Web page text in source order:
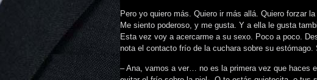
Pero yo quiero más. Quiero ir más allá. Quiero forzar
Me siento poderoso, y me gusta. Y a ella le gusta
Esta vez voy a acercarme a su sexo. Poco a poco.
nota el contacto frío de la cuchara sobre su estómago.
– Ana, vamos a ver… no es la primera vez que haces